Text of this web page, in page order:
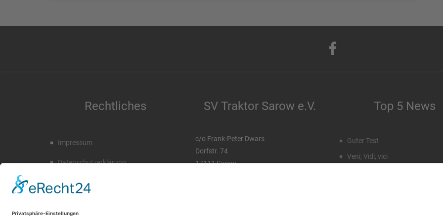
Rechtliches
Impressum
Datenschutzerklärung
SV Traktor Sarow e.V.
c/o Frank-Peter Dwars
Dorfstr. 74
17111 Sarow
Top 5 News
Guter Test
Veni, Vidi, vici